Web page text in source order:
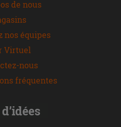
de nous
nos équipes
Virtuel
nous
fréquentes